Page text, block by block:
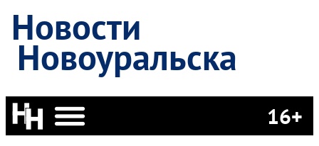
Новости
Новоуральска
16+